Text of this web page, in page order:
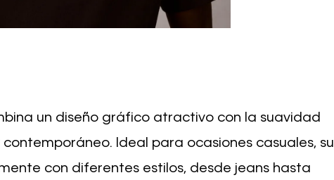
un diseño gráfico atractivo con la suavidad
Ideal para ocasiones casuales, su
con diferentes estilos, desde jeans hasta